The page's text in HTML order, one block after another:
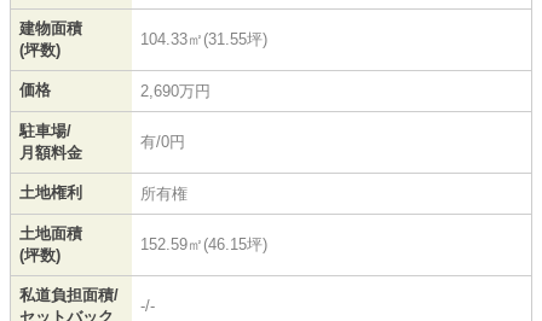
建物面積
(坪数)
104.33㎡(31.55坪)
価格 2,690万円
駐車場/
月額料金
有/0円
土地権利 所有権
土地面積
(坪数)
152.59㎡(46.15坪)
私道負担面積/
セットバック
-/-